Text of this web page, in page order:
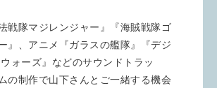
戦隊マジレンジャー』『海賊戦隊ゴ
』、アニメ『ガラスの艦隊』『デジ
ォーズ』などのサウンドトラッ
の制作で山下さんとご一緒する機会